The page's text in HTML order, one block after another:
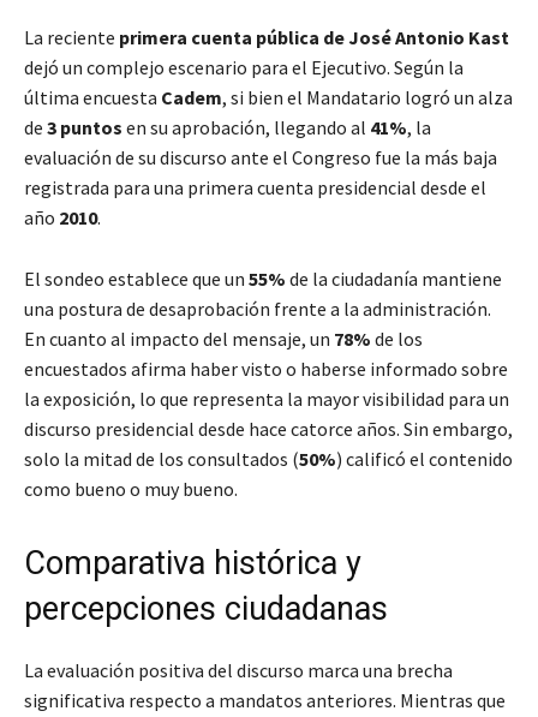
La reciente primera cuenta pública de José Antonio Kast
dejó un complejo escenario para el Ejecutivo. Según la
última encuesta Cadem, si bien el Mandatario logró un alza
de 3 puntos en su aprobación, llegando al 41%, la
evaluación de su discurso ante el Congreso fue la más baja
registrada para una primera cuenta presidencial desde el
año 2010.
El sondeo establece que un 55% de la ciudadanía mantiene
una postura de desaprobación frente a la administración.
En cuanto al impacto del mensaje, un 78% de los
encuestados afirma haber visto o haberse informado sobre
la exposición, lo que representa la mayor visibilidad para un
discurso presidencial desde hace catorce años. Sin embargo,
solo la mitad de los consultados (50%) calificó el contenido
como bueno o muy bueno.
Comparativa histórica y
percepciones ciudadanas
La evaluación positiva del discurso marca una brecha
significativa respecto a mandatos anteriores. Mientras que